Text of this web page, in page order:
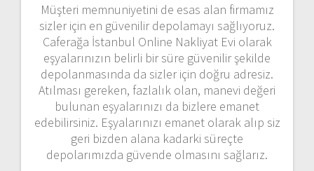
Müşteri memnuniyetini de esas alan firmamız
sizler için en güvenilir depolamayı sağlıyoruz.
Caferağa İstanbul Online Nakliyat Evi olarak
eşyalarınızın belirli bir süre güvenilir şekilde
depolanmasında da sizler için doğru adresiz.
Atılması gereken, fazlalık olan, manevi değeri
bulunan eşyalarınızı da bizlere emanet
edebilirsiniz. Eşyalarınızı emanet olarak alıp siz
geri bizden alana kadarki süreçte
depolarımızda güvende olmasını sağlarız.